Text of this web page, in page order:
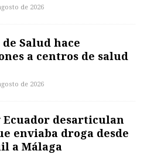
de 2026
Salud hace
a centros de salud
de 2026
Ecuador desarticulan
enviaba droga desde
a Málaga